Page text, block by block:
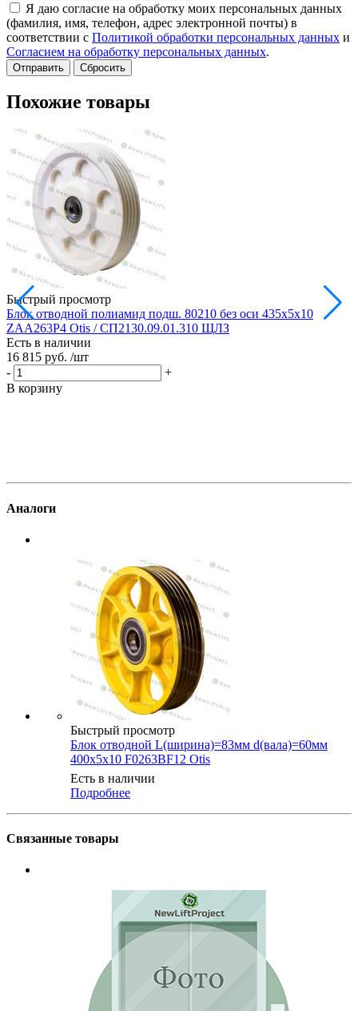
Я даю согласие на обработку моих персональных данных
(фамилия, имя, телефон, адрес электронной почты) в
соответствии с Политикой обработки персональных данных и
Согласием на обработку персональных данных.
Сбросить
Похожие товары
Быстрый просмотр
Блок отводной полиамид подш. 80210 без оси 435х5х10
ZAA263P4 Otis / СП2130.09.01.310 ЩЛЗ
Есть в наличии
16 815 руб. /шт
-
+
В корзину
Аналоги
Быстрый просмотр
Блок отводной L(ширина)=83мм d(вала)=60мм
400х5х10 F0263BF12 Otis
Есть в наличии
Подробнее
Связанные товары